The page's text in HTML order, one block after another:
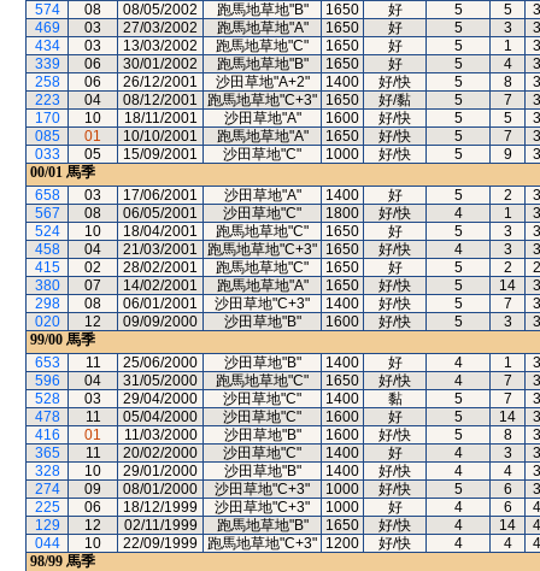
574
08 08/05/2002 跑馬地草地"B" 1650 好 5 5
469
03 27/03/2002 跑馬地草地"A" 1650 好 5 3
434
03 13/03/2002 跑馬地草地"C" 1650 好 5 1
339
06 30/01/2002 跑馬地草地"B" 1650 好 5 4
258
06 26/12/2001 沙田草地"A+2" 1400 好/快 5 8
223
04 08/12/2001 跑馬地草地"C+3" 1650 好/黏 5 7
170
10 18/11/2001 沙田草地"A" 1600 好/快 5 5
085
01 10/10/2001 跑馬地草地"A" 1650 好/快 5 7
033
05 15/09/2001 沙田草地"C" 1000 好/快 5 9
00/01 馬季
658
03 17/06/2001 沙田草地"A" 1400 好 5 2
567
08 06/05/2001 沙田草地"C" 1800 好/快 4 1
524
10 18/04/2001 跑馬地草地"C" 1650 好 5 3
458
04 21/03/2001 跑馬地草地"C+3" 1650 好/快 4 3
415
02 28/02/2001 跑馬地草地"C" 1650 好 5 2
380
07 14/02/2001 跑馬地草地"A" 1650 好/快 5 14
298
08 06/01/2001 沙田草地"C+3" 1400 好/快 5 7
020
12 09/09/2000 沙田草地"B" 1600 好/快 5 3
99/00 馬季
653
11 25/06/2000 沙田草地"B" 1400 好 4 1
596
04 31/05/2000 跑馬地草地"C" 1650 好/快 4 7
528
03 29/04/2000 沙田草地"C" 1400 黏 5 7
478
11 05/04/2000 沙田草地"C" 1600 好 5 14
416
01 11/03/2000 沙田草地"B" 1600 好/快 5 8
365
11 20/02/2000 沙田草地"C" 1400 好 4 3
328
10 29/01/2000 沙田草地"B" 1400 好/快 4 4
274
09 08/01/2000 沙田草地"C+3" 1000 好/快 5 6
225
06 18/12/1999 沙田草地"C+3" 1000 好 4 6
129
12 02/11/1999 跑馬地草地"B" 1650 好/快 4 14
044
10 22/09/1999 跑馬地草地"C+3" 1200 好/快 4 4
98/99 馬季